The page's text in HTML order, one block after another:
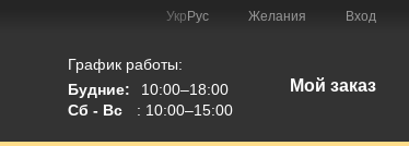
Укр Рус Желания Вход
График работы:
Будние:
10:00–18:00
Сб - Вс
: 10:00–15:00
Мой заказ